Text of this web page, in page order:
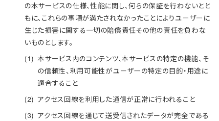
の本サービスの仕様、性能に関し、何らの保証を行わないとと
もに、これらの事項が満たされなかったことによりユーザーに
生じた損害に関する一切の賠償責任その他の責任を負わな
いものとします。
本サービス内のコンテンツ、本サービスの特定の機能、そ
の信頼性、利用可能性がユーザーの特定の目的・用途に
適合すること
アクセス回線を利用した通信が正常に行われること
アクセス回線を通じて送受信されたデータが完全である